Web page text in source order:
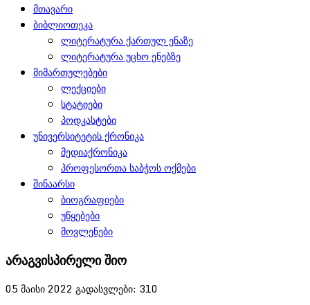
მთავარი
ბიბლიოთეკა
ლიტერატურა ქართულ ენაზე
ლიტერატურა უცხო ენებზე
მიმართულებები
ლექციები
სტატიები
პოდკასტები
უნივერსიტეტის ქრონიკა
მედიაქრონიკა
პროფესორთა საბჭოს ოქმები
შინაარსი
ბიოგრაფიები
უწყებები
მოვლენები
არაგვისპირელი შიო
05 მაისი 2022 გადასვლები: 310